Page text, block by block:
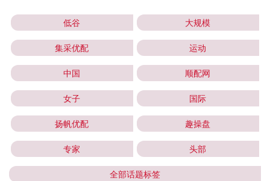
低谷 大规模
集采优配 运动
中国 顺配网
女子 国际
扬帆优配 趣操盘
专家 头部
全部话题标签